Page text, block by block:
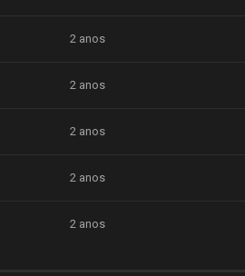
2 anos
2 anos
2 anos
2 anos
2 anos